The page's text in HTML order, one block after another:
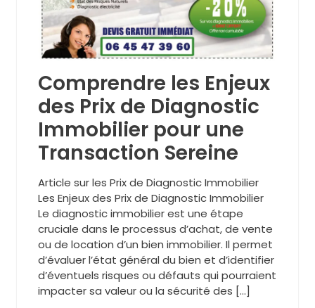
Comprendre les Enjeux
des Prix de Diagnostic
Immobilier pour une
Transaction Sereine
Article sur les Prix de Diagnostic Immobilier
Les Enjeux des Prix de Diagnostic Immobilier
Le diagnostic immobilier est une étape
cruciale dans le processus d’achat, de vente
ou de location d’un bien immobilier. Il permet
d’évaluer l’état général du bien et d’identifier
d’éventuels risques ou défauts qui pourraient
impacter sa valeur ou la sécurité des […]